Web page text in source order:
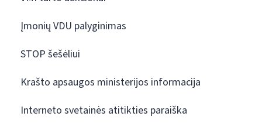
Įmonių VDU palyginimas
STOP šešėliui
Krašto apsaugos ministerijos informacija
Interneto svetainės atitikties paraiška